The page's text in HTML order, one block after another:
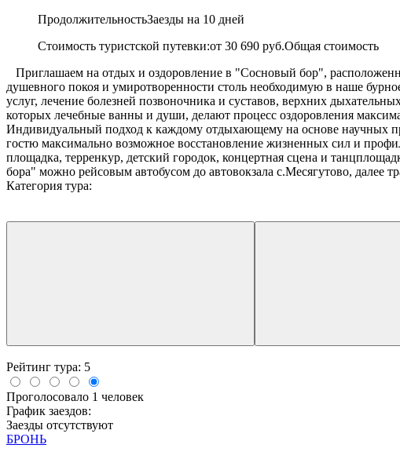
ПродолжительностьЗаезды на 10 дней
Стоимость туристской путевки:от 30 690 руб.Общая стоимость
Приглашаем на отдых и оздоровление в "Сосновый бор",
душевного покоя и умиротворенности столь необходимую в наше
услуг, лечение болезней позвоночника и суставов, верхних
которых лечебные ванны и души, делают процесс оздоровления
Индивидуальный подход к каждому отдыхающему на основе научных
гостю максимально возможное восстановление жизненных сил и
площадка, терренкур, детский городок, концертная сцена и
бора" можно рейсовым автобусом до автовокзала с.Месягутово, далее
Категория тура:
Рейтинг тура: 5
Проголосовало 1 человек
График заездов:
Заезды отсутствуют
БРОНЬ